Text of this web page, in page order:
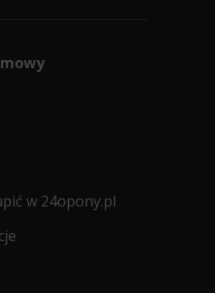
w 24opony.pl